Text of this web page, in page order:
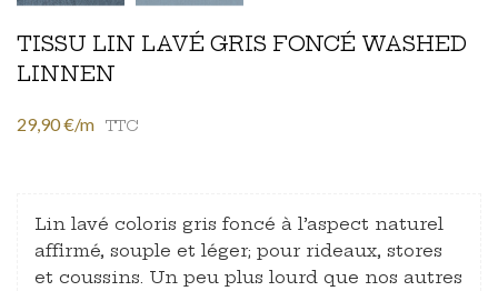
TISSU LIN LAVÉ GRIS FONCÉ WASHED
LINNEN
29,90 €/m TTC
Lin lavé coloris gris foncé à l’aspect naturel
affirmé, souple et léger; pour rideaux, stores
et coussins. Un peu plus lourd que nos autres